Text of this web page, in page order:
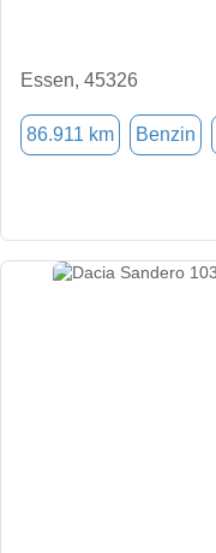
Essen, 45326
86.911 km Benzin